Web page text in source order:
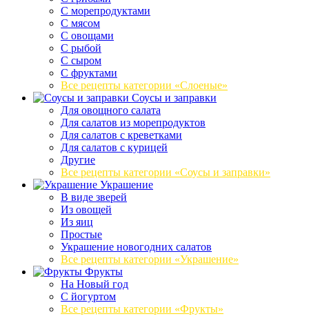
С морепродуктами
С мясом
С овощами
С рыбой
С сыром
С фруктами
Все рецепты категории «Слоеные»
Соусы и заправки
Для овощного салата
Для салатов из морепродуктов
Для салатов с креветками
Для салатов с курицей
Другие
Все рецепты категории «Соусы и заправки»
Украшение
В виде зверей
Из овощей
Из яиц
Простые
Украшение новогодних салатов
Все рецепты категории «Украшение»
Фрукты
На Новый год
С йогуртом
Все рецепты категории «Фрукты»